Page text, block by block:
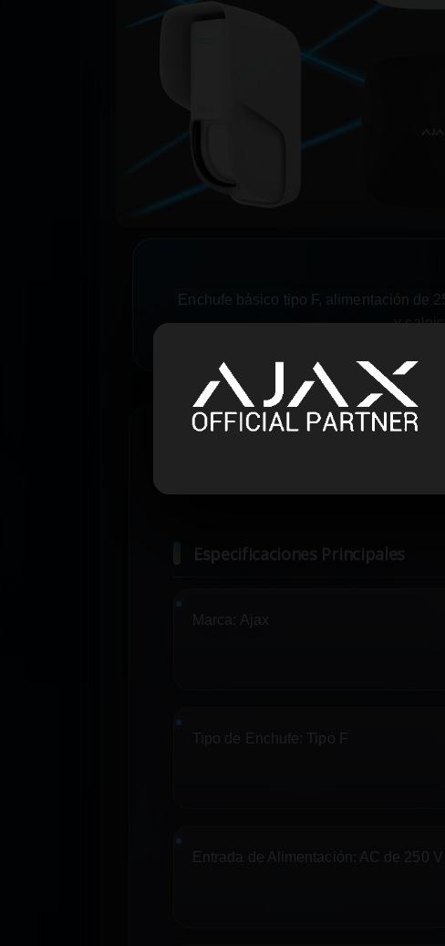
Enchufe básico tipo F, alimentación de
y
Especificaciones Principales
Marca: Ajax
Tipo de Enchufe: Tipo F
Entrada de Alimentación: AC de 250